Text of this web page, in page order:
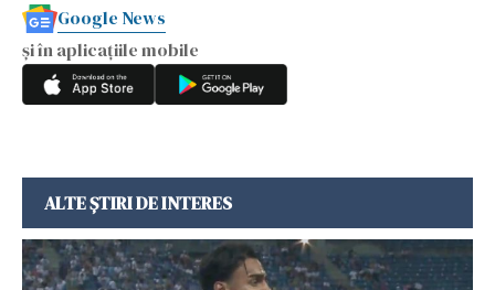
Google News
și în aplicațiile mobile
ALTE ȘTIRI DE INTERES